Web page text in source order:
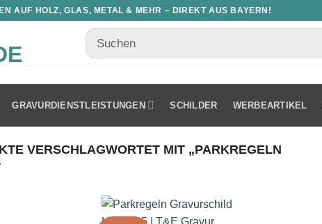
AUF HOLZ, GLAS, METAL & MEHR – DIREKT AUS BAYERN!
GRAVURDIENSTLEISTUNGEN SCHILDER WERBEARTIKEL
VERSCHLAGWORTET MIT „PARKREGELN